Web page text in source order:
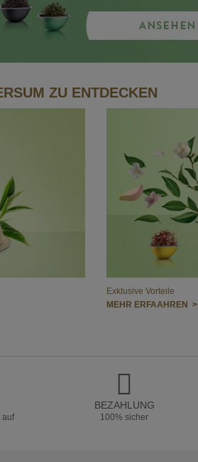
ZU ENTDECKEN
Exklusive Vorteile
MEHR ERFAAHREN >
auf
BEZAHLUNG
100% sicher